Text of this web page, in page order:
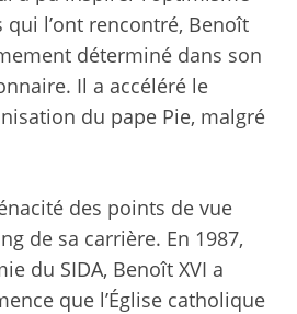
l’ont rencontré, Benoît
déterminé dans son
Il a accéléré le
du pape Pie, malgré
des points de vue
de sa carrière. En 1987,
du SIDA, Benoît XVI a
que l’Église catholique